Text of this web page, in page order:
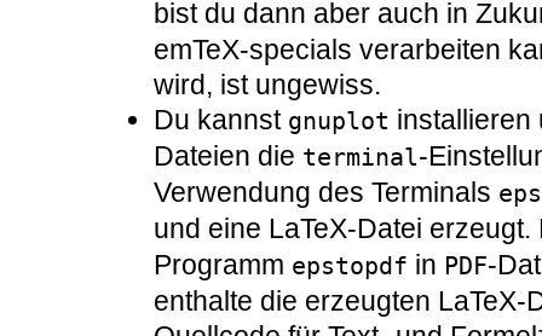
bist du dann aber auch in
emTeX-specials verarbeiten
wird, ist ungewiss.
Du kannst gnuplot installieren
Dateien die terminal-
Verwendung des Terminals
und eine LaTeX-Datei
Programm epstopdf in PDF-
enthalte die erzeugten LaTeX-